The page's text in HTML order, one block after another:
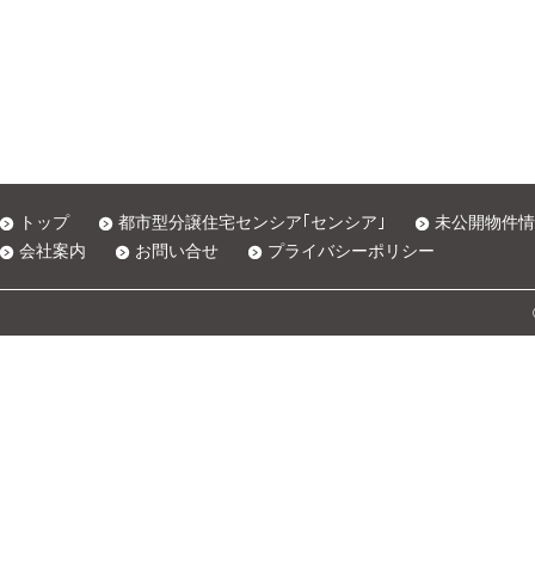
トップ 都市型分譲住宅センシア｢センシア｣
未公開物件
会社案内
お問い合せ プライバシーポリシー